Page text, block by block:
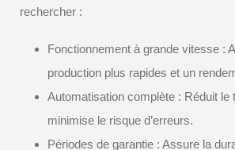
rechercher :
Fonctionnement à grande vitesse :
production plus rapides et un
Automatisation complète : Réduit le
minimise le risque d’erreurs.
Périodes de garantie : Assure la